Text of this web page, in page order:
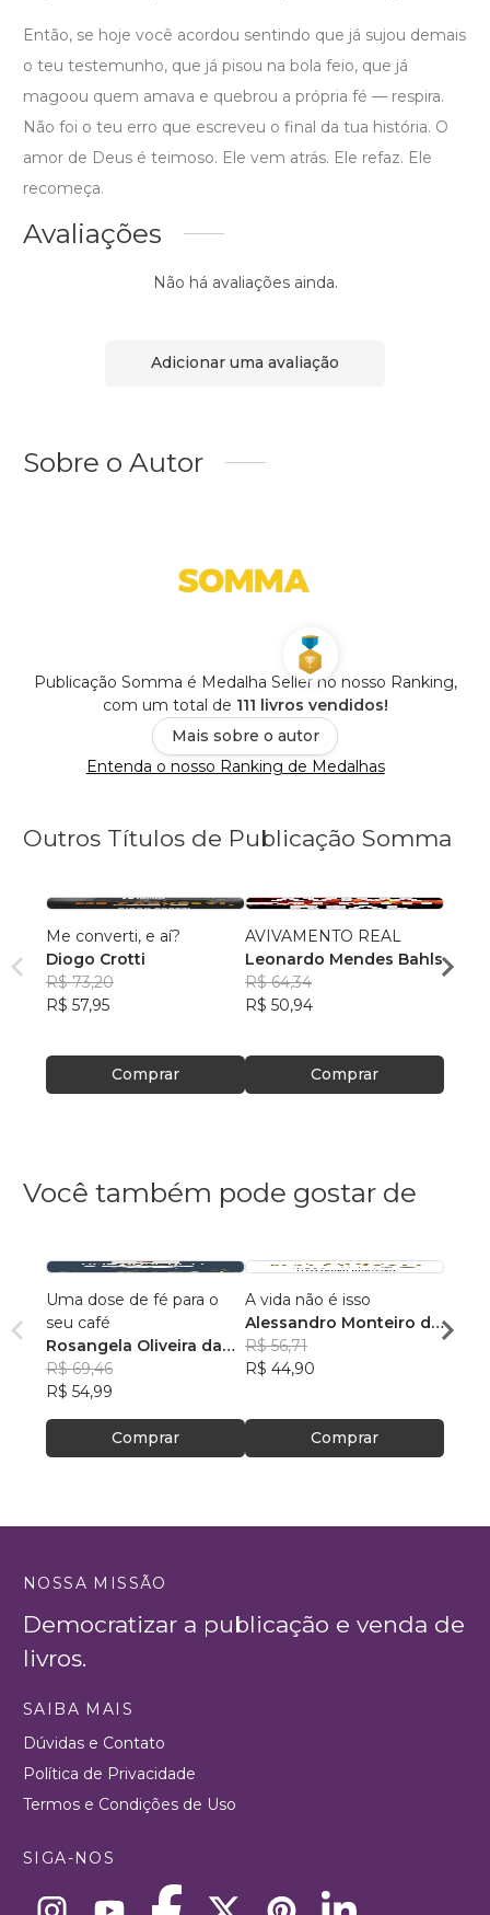
Então, se hoje você acordou sentindo que já sujou demais
o teu testemunho, que já pisou na bola feio, que já
magoou quem amava e quebrou a própria fé — respira.
Não foi o teu erro que escreveu o final da tua história. O
amor de Deus é teimoso. Ele vem atrás. Ele refaz. Ele
recomeça.
Avaliações
Não há avaliações ainda.
Adicionar uma avaliação
Sobre o Autor
Publicação Somma é Medalha Seller no nosso Ranking,
com um total de 111 livros vendidos!
Mais sobre o autor
Entenda o nosso Ranking de Medalhas
Outros Títulos de Publicação Somma
Me converti, e aí?
Diogo Crotti
R$ 73,20
R$ 57,95
Comprar
AVIVAMENTO REAL
Leonardo Mendes Bahls
R$ 64,34
R$ 50,94
Comprar
Otto
Você também pode gostar de
Uma dose de fé para o
seu café
Rosangela Oliveira da
Silva
R$ 69,46
R$ 54,99
Comprar
A vida não é isso
Alessandro Monteiro de
Menezes
R$ 56,71
R$ 44,90
Comprar
R$
NOSSA MISSÃO
Democratizar a publicação e venda de
livros.
SAIBA MAIS
Dúvidas e Contato
Política de Privacidade
Termos e Condições de Uso
SIGA-NOS